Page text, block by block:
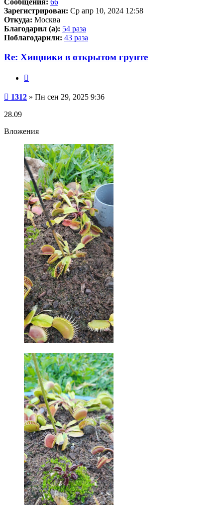
Сообщения: 66
Зарегистрирован: Ср апр 10, 2024 12:58
Откуда: Москва
Благодарил (а): 54 раза
Поблагодарили: 43 раза
Re: Хищники в открытом грунте
Сообщение
1312 » Пн сен 29, 2025 9:36
28.09
Вложения